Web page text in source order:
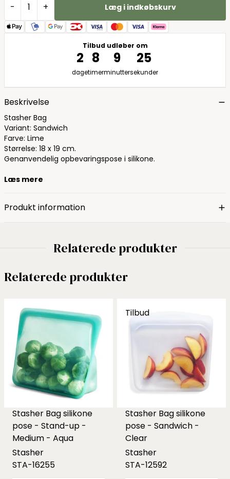
- + Læg i indkøbskurv
Tilbud udløber om
2
dage
8
timer
9
minutter
24
sekunder
Beskrivelse
Stasher Bag
Variant: Sandwich
Farve: Lime
Størrelse: 18 x 19 cm.
Genanvendelig opbevaringspose i silikone.
Læs mere
Produkt information
Relaterede produkter
Relaterede produkter
Stasher Bag silikone
pose - Stand-up -
Medium - Aqua
Stasher
STA-16255
Tilbud
Stasher Bag silikone
pose - Sandwich -
Clear
Stasher
STA-12592